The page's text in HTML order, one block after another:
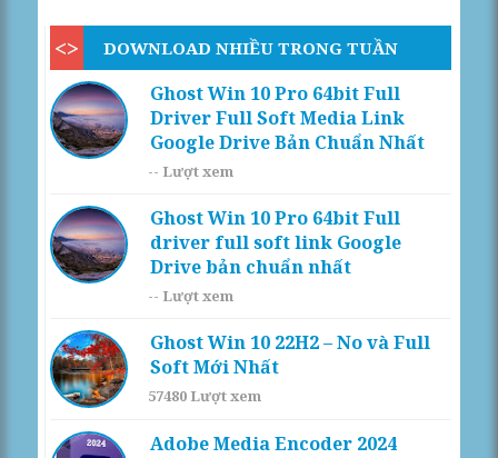
DOWNLOAD NHIỀU TRONG TUẦN
Ghost Win 10 Pro 64bit Full
Driver Full Soft Media Link
Google Drive Bản Chuẩn Nhất
-- Lượt xem
Ghost Win 10 Pro 64bit Full
driver full soft link Google
Drive bản chuẩn nhất
-- Lượt xem
Ghost Win 10 22H2 – No và Full
Soft Mới Nhất
57480 Lượt xem
Adobe Media Encoder 2024